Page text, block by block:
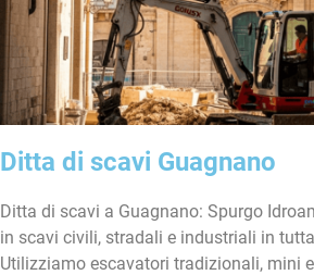
Ditta di scavi Guagnano
Ditta di scavi a Guagnano: Spurgo
in scavi civili, stradali e industriali in
Utilizziamo escavatori tradizionali, mini